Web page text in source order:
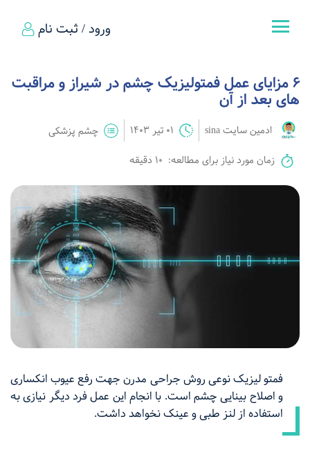
ورود / ثبت نام
6 مزایای عمل فمتولیزیک چشم در شیراز و مراقبت
های بعد از آن
ادمین سایت sina 01 تیر 1403
چشم پزشکی
زمان مورد نیاز برای مطالعه: 10 دقیقه
فمتو لیزیک نوعی روش جراحی مدرن جهت رفع عیوب انکساری
و اصلاح بینایی چشم است. با انجام این عمل فرد دیگر نیازی به
استفاده از لنز طبی و عینک نخواهد داشت.